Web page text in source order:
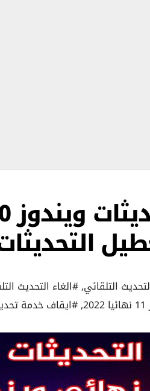
التحديثات
التلقائي,#الغاء التحديث
,#ايقاف خدمة